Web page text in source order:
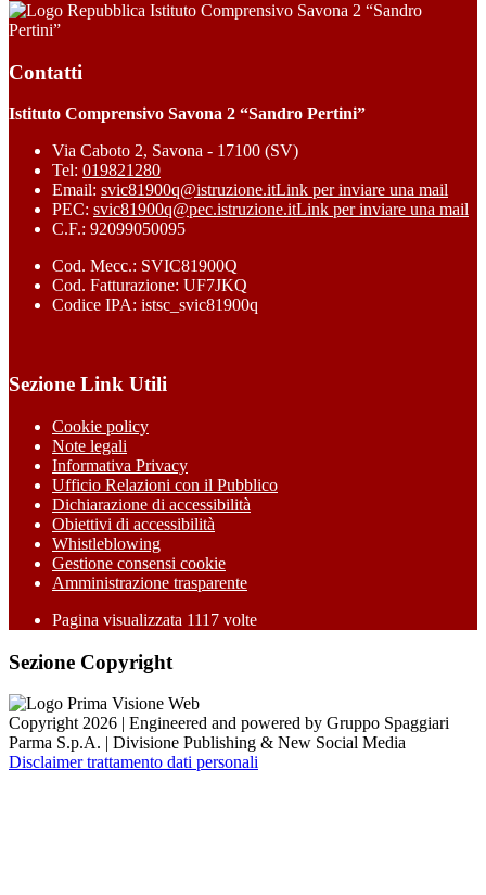
Istituto Comprensivo Savona 2 “Sandro
Pertini”
Contatti
Istituto Comprensivo Savona 2 “Sandro Pertini”
Via Caboto 2, Savona - 17100 (SV)
Tel: 019821280
Email: svic81900q@istruzione.itLink per inviare una mail
PEC: svic81900q@pec.istruzione.itLink per inviare una mail
C.F.: 92099050095
Cod. Mecc.: SVIC81900Q
Cod. Fatturazione: UF7JKQ
Codice IPA: istsc_svic81900q
Sezione Link Utili
Cookie policy
Note legali
Informativa Privacy
Ufficio Relazioni con il Pubblico
Dichiarazione di accessibilità
Obiettivi di accessibilità
Whistleblowing
Gestione consensi cookie
Amministrazione trasparente
Pagina visualizzata 1117 volte
Sezione Copyright
Copyright 2026 | Engineered and powered by Gruppo Spaggiari
Parma S.p.A. | Divisione Publishing & New Social Media
Disclaimer trattamento dati personali